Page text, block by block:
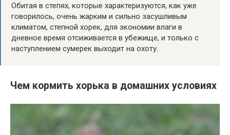
Обитая в степях, которые характеризуются, как уже
говорилось, очень жарким и сильно засушливым
климатом, степной хорек, для экономии влаги в
дневное время отсиживается в убежище, и только с
наступлением сумерек выходит на охоту.
Чем кормить хорька в домашних условиях